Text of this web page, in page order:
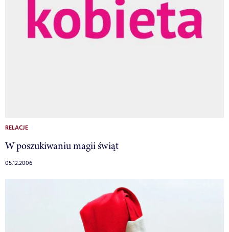
RELACJE
W poszukiwaniu magii świąt
05.12.2006